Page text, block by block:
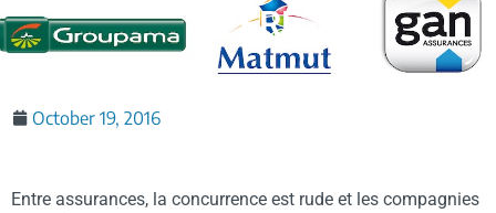
OFFRE
October 19, 2016
Entre assurances, la concurrence est rude et les compagnies